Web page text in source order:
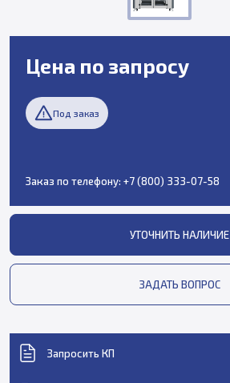
Цена по запросу
Под заказ
Заказ по телефону: +7 (800) 333-07-58
УТОЧНИТЬ НАЛИЧИЕ
ЗАДАТЬ ВОПРОС
Запросить КП